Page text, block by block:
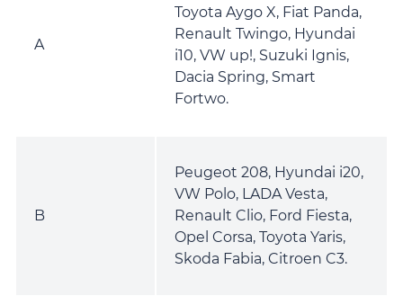
A
Toyota Aygo X, Fiat Panda,
Renault Twingo, Hyundai
i10, VW up!, Suzuki Ignis,
Dacia Spring, Smart
Fortwo.
B
Peugeot 208, Hyundai i20,
VW Polo, LADA Vesta,
Renault Clio, Ford Fiesta,
Opel Corsa, Toyota Yaris,
Skoda Fabia, Citroen C3.